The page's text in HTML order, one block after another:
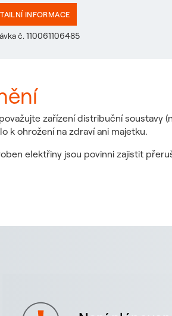
INFORMACE
č. 110061106485
zařízení distribuční soustavy
k ohrožení na zdraví ani majetku.
elektřiny jsou povinni zajistit